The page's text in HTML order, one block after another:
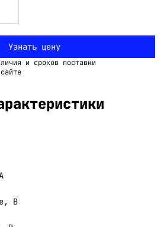
Узнать цену
и сроков поставки
В